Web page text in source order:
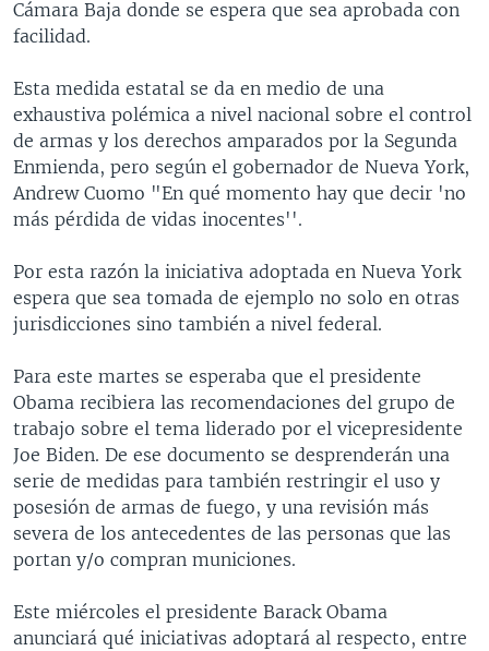
Cámara Baja donde se espera que sea aprobada con
facilidad.
Esta medida estatal se da en medio de una
exhaustiva polémica a nivel nacional sobre el control
de armas y los derechos amparados por la Segunda
Enmienda, pero según el gobernador de Nueva York,
Andrew Cuomo "En qué momento hay que decir 'no
más pérdida de vidas inocentes''.
Por esta razón la iniciativa adoptada en Nueva York
espera que sea tomada de ejemplo no solo en otras
jurisdicciones sino también a nivel federal.
Para este martes se esperaba que el presidente
Obama recibiera las recomendaciones del grupo de
trabajo sobre el tema liderado por el vicepresidente
Joe Biden. De ese documento se desprenderán una
serie de medidas para también restringir el uso y
posesión de armas de fuego, y una revisión más
severa de los antecedentes de las personas que las
portan y/o compran municiones.
Este miércoles el presidente Barack Obama
anunciará qué iniciativas adoptará al respecto, entre